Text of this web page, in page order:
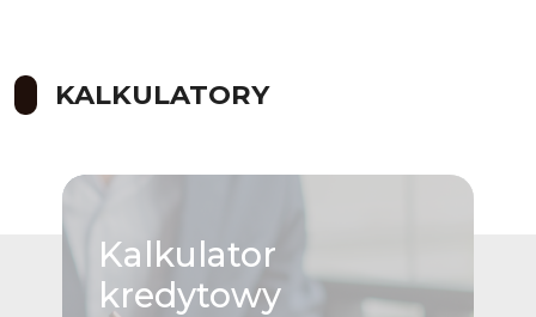
KALKULATORY
Kalkulator
kredytowy